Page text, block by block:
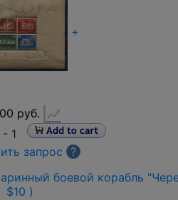
+
руб.
- 1
запрос
?
боевой корабль
$10 )